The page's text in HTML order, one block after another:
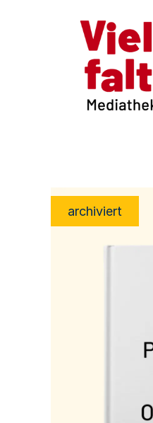
archiviert